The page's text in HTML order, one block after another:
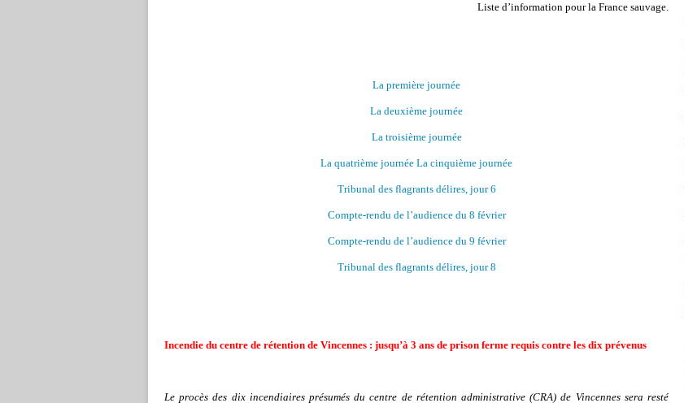
Liste d’information pour la France sauvage.
La première journée
La deuxième journée
La troisième journée
La quatrième journée La cinquième journée
Tribunal des flagrants délires, jour 6
Compte-rendu de l’audience du 8 février
Compte-rendu de l’audience du 9 février
Tribunal des flagrants délires, jour 8
Incendie du centre de rétention de Vincennes : jusqu’à 3 ans de prison ferme requis contre les dix prévenus
Le procès des dix incendiaires présumés du centre de rétention administrative (CRA) de Vincennes sera resté